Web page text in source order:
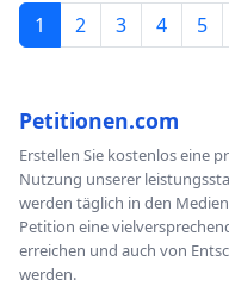
1 2 3 4 5
Petitionen.com
Erstellen Sie kostenlos eine
Nutzung unserer
werden täglich in den
Petition eine
erreichen und auch von
werden.